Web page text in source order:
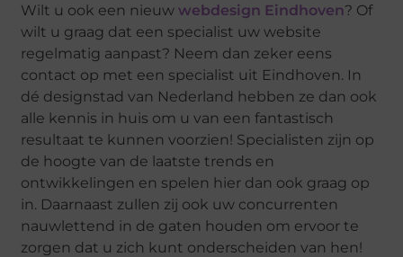
Wilt u ook een nieuwwebdesign Eindhoven? Of
wilt u graag dat een specialist uw website
regelmatig aanpast? Neem dan zeker eens
contact op met een specialist uit Eindhoven. In
dé designstad van Nederland hebben ze dan ook
alle kennis in huis om u van een fantastisch
resultaat te kunnen voorzien! Specialisten zijn op
de hoogte van de laatste trends en
ontwikkelingen en spelen hier dan ook graag op
in. Daarnaast zullen zij ook uw concurrenten
nauwlettend in de gaten houden om ervoor te
zorgen dat u zich kunt onderscheiden van hen!